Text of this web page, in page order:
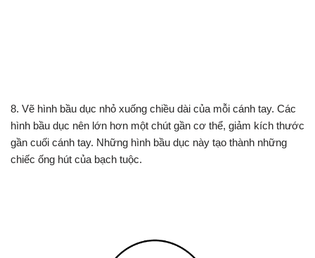
8. Vẽ hình bầu dục nhỏ xuống chiều dài của mỗi cánh tay. Các
hình bầu dục nên lớn hơn một chút gần cơ thể, giảm kích thước
gần cuối cánh tay. Những hình bầu dục này tạo thành những
chiếc ống hút của bạch tuộc.